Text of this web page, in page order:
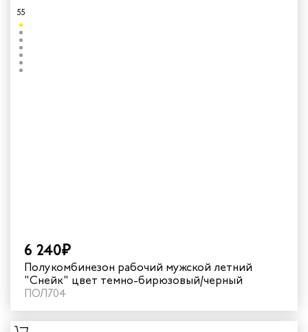
55
6 240₽
Полукомбинезон рабочий мужской летний
"Снейк" цвет темно-бирюзовый/черный
ПОЛ704